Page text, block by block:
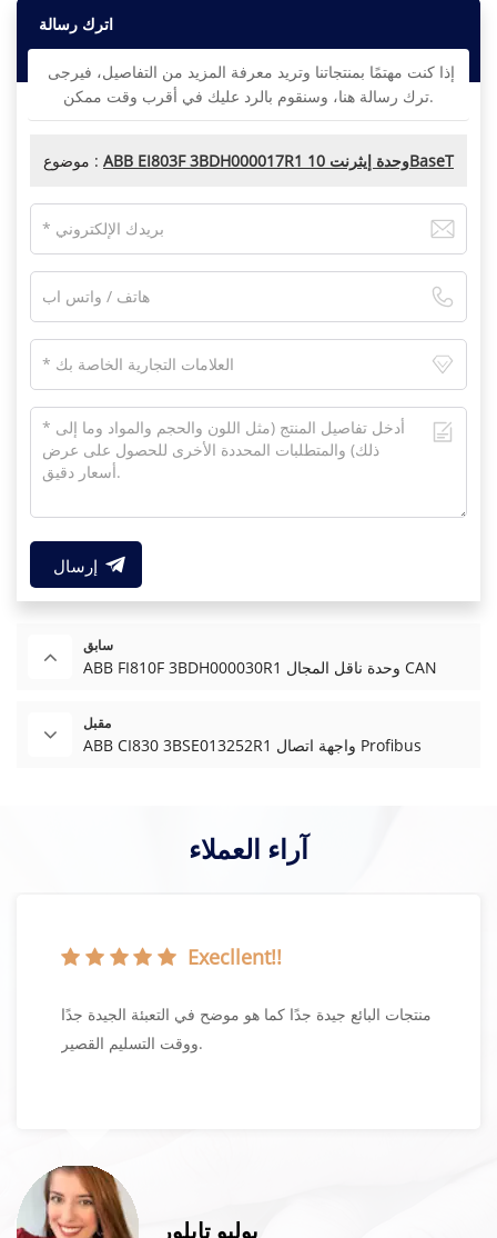
اترك رسالة
ترك رسالة هنا، وسنقوم بالرد عليك في أقرب وقت ممكن.
موضوع : ABB EI803F 3BDH000017R1 وحدة إيثرنت 10BaseT
إرسال
سابق
ABB FI810F 3BDH000030R1 وحدة ناقل المجال CAN
مقبل
ABB CI830 3BSE013252R1 واجهة اتصال Profibus
آراء العملاء
Execllent!!
منتجات البائع جيدة جدًا كما هو موضح في التعبئة الجيدة جدًا
ووقت التسليم القصير.
يوليو تايلور